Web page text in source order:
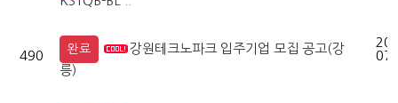
490 완료
강원테크노파크 입주기업 모집 공고(강
릉)